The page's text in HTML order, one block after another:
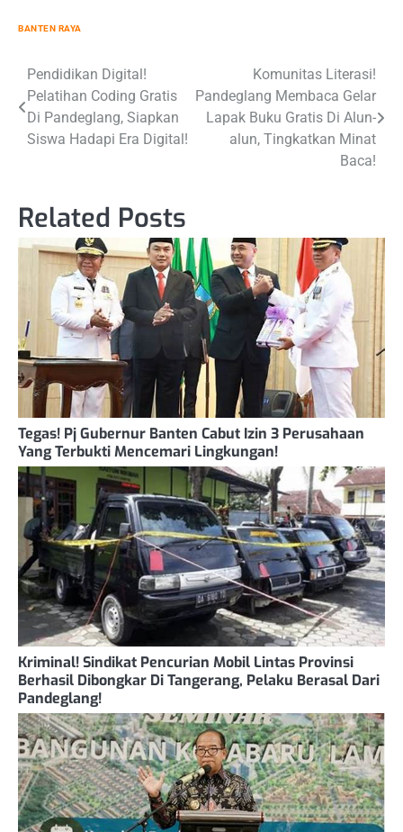
BANTEN RAYA
Post
navigation
Pendidikan Digital!
Pelatihan Coding Gratis
Di Pandeglang, Siapkan
Siswa Hadapi Era Digital!
Komunitas Literasi!
Pandeglang Membaca Gelar
Lapak Buku Gratis Di Alun-
alun, Tingkatkan Minat
Baca!
Related Posts
Tegas! Pj Gubernur Banten Cabut Izin 3 Perusahaan
Yang Terbukti Mencemari Lingkungan!
Kriminal! Sindikat Pencurian Mobil Lintas Provinsi
Berhasil Dibongkar Di Tangerang, Pelaku Berasal Dari
Pandeglang!